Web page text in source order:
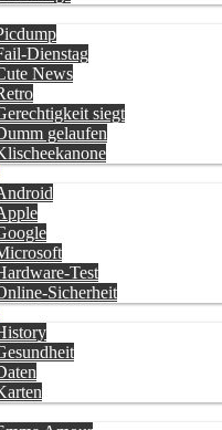
Dienstag
News
siegt
gelaufen
Test
Sicherheit